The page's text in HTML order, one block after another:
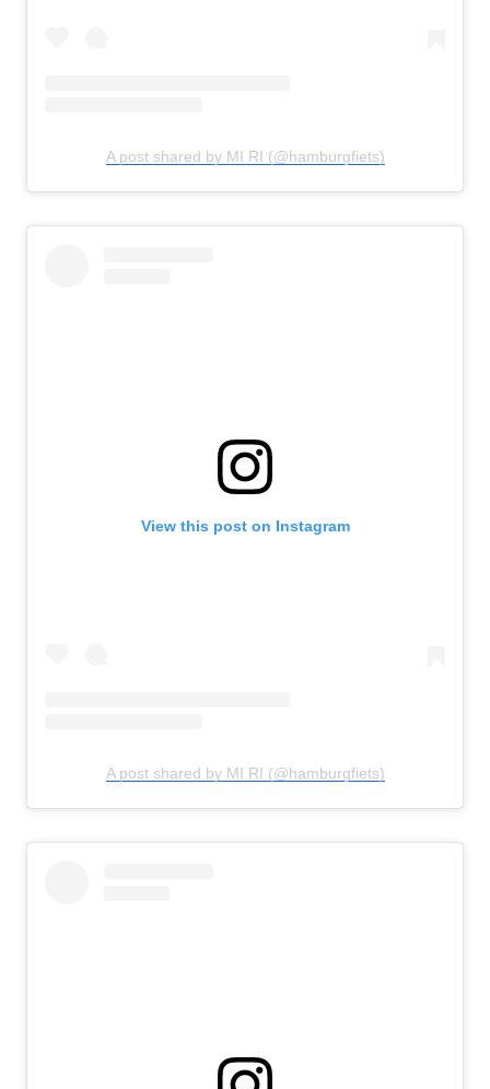
A post shared by MI RI (@hamburgfiets)
View this post on Instagram
A post shared by MI RI (@hamburgfiets)